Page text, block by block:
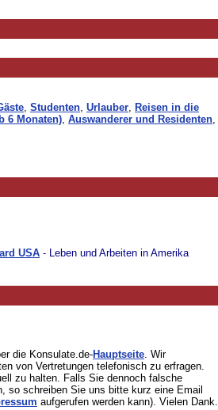
, Studenten, Urlauber, Reisen in die
6 Monaten), Auswanderer und Residenten,
USA - Leben und Arbeiten in Amerika
die Konsulate.de-Hauptseite. Wir
von Vertretungen telefonisch zu erfragen.
zu halten. Falls Sie dennoch falsche
so schreiben Sie uns bitte kurz eine Email
aufgerufen werden kann). Vielen Dank.